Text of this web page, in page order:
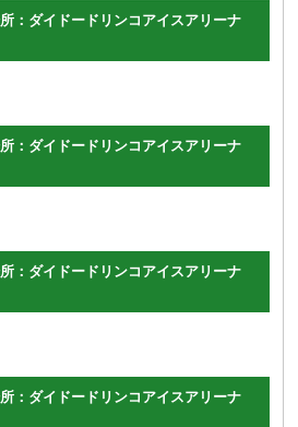
：ダイドードリンコアイスアリーナ
：ダイドードリンコアイスアリーナ
：ダイドードリンコアイスアリーナ
：ダイドードリンコアイスアリーナ